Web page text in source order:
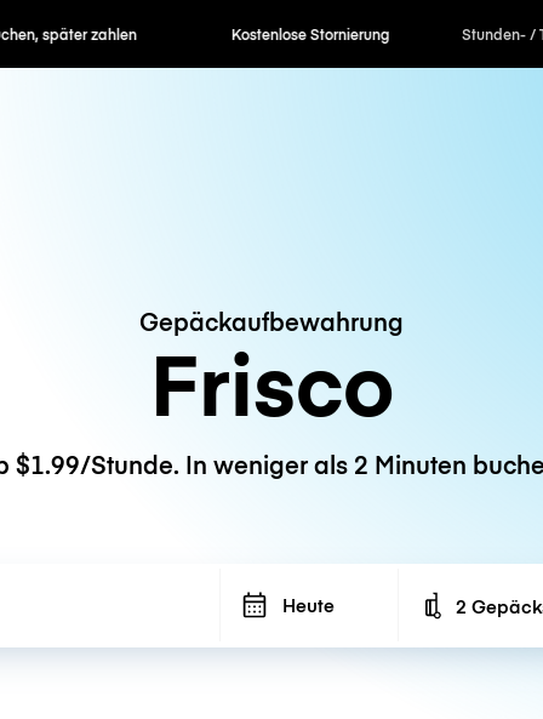
später zahlen Kostenlose Stornierung Stunden- /
Gepäckaufbewahrung
Frisco
$1.99/Stunde. In weniger als 2 Minuten
Heute Number of
2